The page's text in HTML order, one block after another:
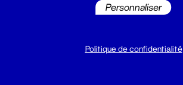
Du lundi au vendredi 14h → 18h
Personnaliser
Politique de confidentialité